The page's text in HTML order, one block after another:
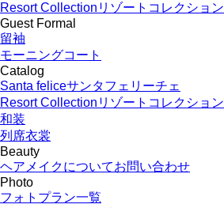
Resort Collection リゾートコレクション
Guest Formal
留袖
モーニングコート
Catalog
Santa feliceサンタフェリーチェ
Resort Collection リゾートコレクション
和装
列席衣裳
Beauty
ヘアメイクについてお問い合わせ
Photo
フォトプラン一覧